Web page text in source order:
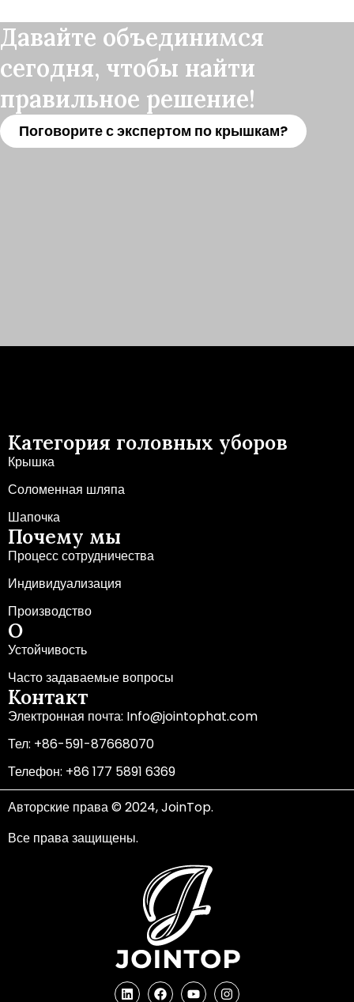
Давайте объединимся
сегодня, чтобы найти
правильное решение!
Поговорите с экспертом по крышкам?
Категория головных уборов
Крышка
Соломенная шляпа
Шапочка
Почему мы
Процесс сотрудничества
Индивидуализация
Производство
О
Устойчивость
Часто задаваемые вопросы
Контакт
Электронная почта: Info@jointophat.com
Тел: +86-591-87668070
Телефон: +86 177 5891 6369
Авторские права © 2024, JoinTop.
Все права защищены.